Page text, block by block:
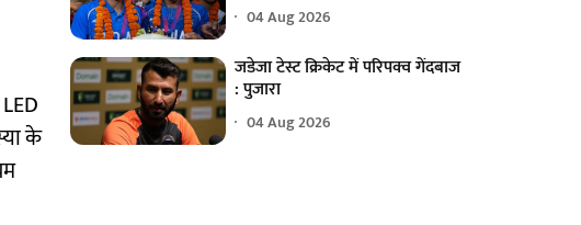
के
04 Aug 2026
जडेजा टेस्ट क्रिकेट में परिपक्व गेंदबाज
: पुजारा
04 Aug 2026